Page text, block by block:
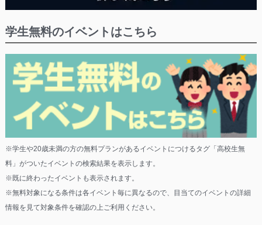
学生無料のイベントはこちら
※学生や20歳未満の方の無料プランがあるイベントにつけるタグ「高校生無
料」がついたイベントの検索結果を表示します。
※既に終わったイベントも表示されます。
※無料対象になる条件は各イベント毎に異なるので、目当てのイベントの詳細
情報を見て対象条件を確認の上ご利用ください。